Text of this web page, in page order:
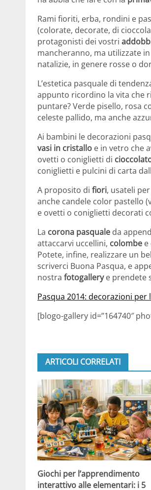
Rami fioriti, erba, rondini e
(colorate, decorate, di
protagonisti dei vostri
mancheranno, ma utilizzate
natalizie, in genere rosse o
L’estetica pasquale di
appunto ricordino la vita che
puntare? Verde pisello, rosa
celeste pallido, ma anche
Ai bambini le decorazioni
vasi in cristallo e in vetro che
ovetti o coniglietti di
coniglietti e pulcini di carta
A proposito di fiori, usateli
anche candele color pastello
e ovetti o coniglietti decorati
La corona pasquale da
attaccarvi uccellini, colombe
Potete, infine, realizzare un
scriverci Buona Pasqua, e
nostra fotogallerye prendete
Pasqua 2014: decorazioni per
[blogo-gallery id=”164740″
ARTICOLI CORRELATI
Giochi per l’apprendimento
interattivo alle elementari: i 5